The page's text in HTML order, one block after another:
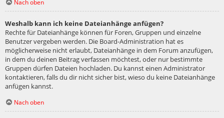
Nach oben
Weshalb kann ich keine Dateianhänge anfügen?
Rechte für Dateianhänge können für Foren, Gruppen und einzelne
Benutzer vergeben werden. Die Board-Administration hat es
möglicherweise nicht erlaubt, Dateianhänge in dem Forum anzufügen,
in dem du deinen Beitrag verfassen möchtest, oder nur bestimmte
Gruppen dürfen Dateien hochladen. Du kannst einen Administrator
kontaktieren, falls du dir nicht sicher bist, wieso du keine Dateianhänge
anfügen kannst.
Nach oben